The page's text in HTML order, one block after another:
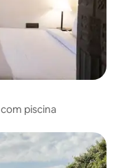
piscina